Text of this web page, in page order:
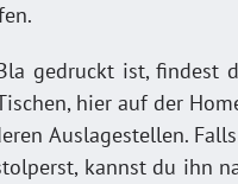
gedruckt ist, findest
hier auf der
Auslagestellen.
kannst du ihn